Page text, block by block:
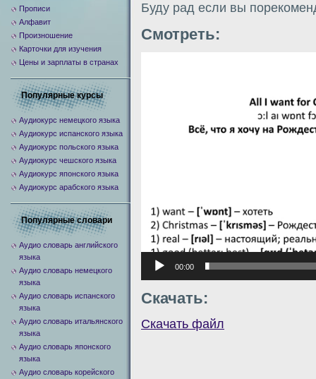
Буду рад если вы
Смотреть:
00:00
Скачать:
Скачать файл
Прописи
Алфавит
Произношение
Карточки для изучения
Цены и зарплаты в странах
Популярные курсы
Аудиокурс немецкого языка
Аудиокурс испанского языка
Аудиокурс польского языка
Аудиокурс чешского языка
Аудиокурс японского языка
Аудиокурс арабского языка
Популярные словари
Аудио словарь английского
языка
Аудио словарь немецкого
языка
Аудио словарь испанского
языка
Аудио словарь итальянского
языка
Аудио словарь японского
языка
Аудио словарь корейского